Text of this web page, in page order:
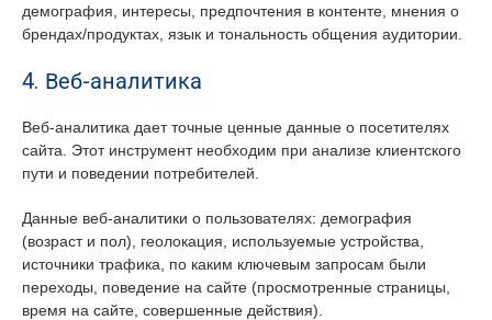
демография, интересы, предпочтения в контенте, мнения о
брендах/продуктах, язык и тональность общения аудитории.
4. Веб-аналитика
Веб-аналитика дает точные ценные данные о посетителях
сайта. Этот инструмент необходим при анализе клиентского
пути и поведении потребителей.
Данные веб-аналитики о пользователях: демография
(возраст и пол), геолокация, используемые устройства,
источники трафика, по каким ключевым запросам были
переходы, поведение на сайте (просмотренные страницы,
время на сайте, совершенные действия).